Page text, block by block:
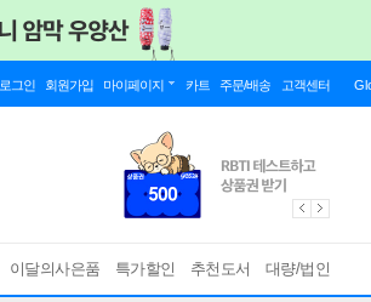
로그인 회원가입 마이페이지 카트 주문/배송 고객센터
이달의사은품 특가할인 추천도서 대량/법인